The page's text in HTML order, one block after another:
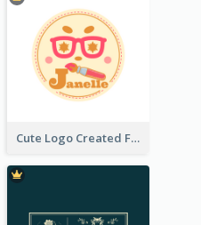
Cute Logo Created For Personal Channel